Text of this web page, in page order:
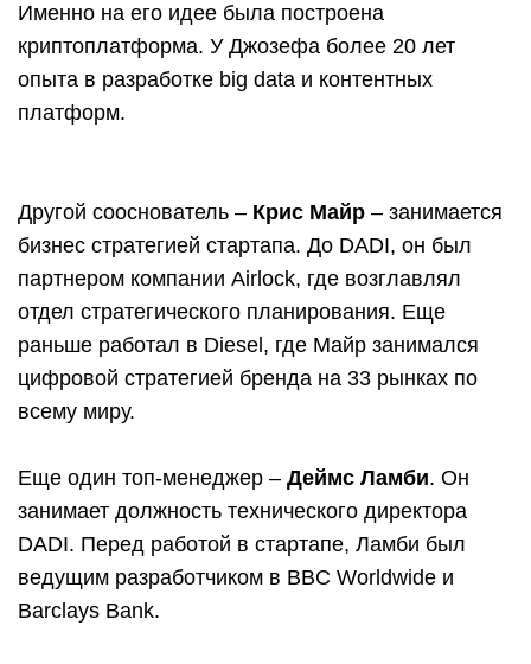
Именно на его идее была построена
криптоплатформа. У Джозефа более 20 лет
опыта в разработке big data и контентных
платформ.
Другой сооснователь – Крис Майр – занимается
бизнес стратегией стартапа. До DADI, он был
партнером компании Airlock, где возглавлял
отдел стратегического планирования. Еще
раньше работал в Diesel, где Майр занимался
цифровой стратегией бренда на 33 рынках по
всему миру.
Еще один топ-менеджер – Деймс Ламби. Он
занимает должность технического директора
DADI. Перед работой в стартапе, Ламби был
ведущим разработчиком в BBC Worldwide и
Barclays Bank.